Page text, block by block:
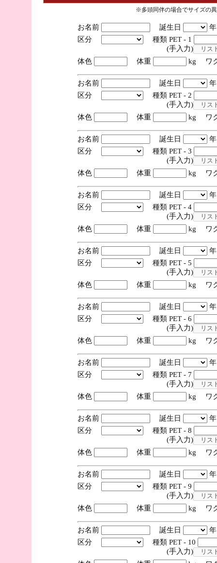
※多頭同伴の場合でサイズの
お名前 誕生日
区分
種類 PET - 1
(手入力)
体色
体重 kg ワ
お名前 誕生日
区分
種類 PET - 2
(手入力)
体色
体重 kg ワ
お名前 誕生日
区分
種類 PET - 3
(手入力)
体色
体重 kg ワ
お名前 誕生日
区分
種類 PET - 4
(手入力)
体色
体重 kg ワ
お名前 誕生日
区分
種類 PET - 5
(手入力)
体色
体重 kg ワ
お名前 誕生日
区分
種類 PET - 6
(手入力)
体色
体重 kg ワ
お名前 誕生日
区分
種類 PET - 7
(手入力)
体色
体重 kg ワ
お名前 誕生日
区分
種類 PET - 8
(手入力)
体色
体重 kg ワ
お名前 誕生日
区分
種類 PET - 9
(手入力)
体色
体重 kg ワ
お名前 誕生日
区分
種類 PET - 10
(手入力)